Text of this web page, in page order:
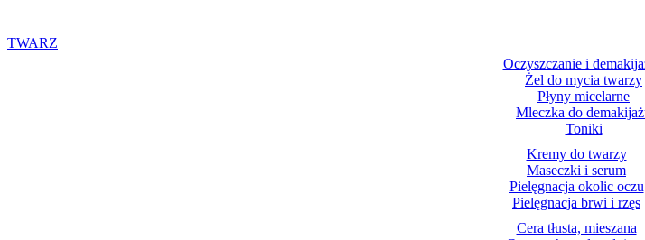
TWARZ
Oczyszczanie i
Żel do mycia twarzy
Płyny micelarne
Mleczka do
Toniki
Kremy do twarzy
Maseczki i serum
Pielęgnacja okolic oczu
Pielęgnacja brwi i rzęs
Cera tłusta, mieszana